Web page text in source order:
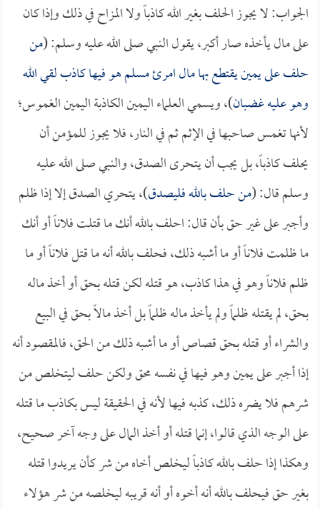
الجواب: لا يجوز الحلف بغير الله كاذباً ولا المزاح في ذلك وإذا كان
على مال يأخذه صار أكبر، يقول النبي صلى الله عليه وسلم: (من
حلف على يمين يقتطع بها مال امرئ مسلم هو فيها كاذب لقي الله
وهو عليه غضبان)، ويسمي العلماء اليمين الكاذبة اليمين الغموس؛
لأنها تغمس صاحبها في الإثم ثم في النار، فلا يجوز للمؤمن أن
يحلف كاذباً، بل يجب أن يتحرى الصدق، والنبي صلى الله عليه
وسلم قال: (من حلف بالله فليصدق)، يتحري الصدق إلا إذا ظلم
وأجبر على غير حق بأن قال: احلف بالله أنك ما قتلت فلاناً أو أنك
ما ظلمت فلاناً أو ما أشبه ذلك، فحلف بالله أنه ما قتل فلاناً أو ما
ظلم فلاناً وهو في هذا كاذب، هو قتله لكن قتله بحق أو أخذ ماله
بحق، لم يقتله ظلماً ولم يأخذ ماله ظلماً بل أخذ مالاً بحق في البيع
والشراء أو قتله بحق قصاص أو ما أشبه ذلك من الحق، فالمقصود أنه
إذا أجبر على يمين وهو فيها في نفسه محق ولكن حلف ليتخلص من
شرهم فلا يضره ذلك، كذبه فيها لأنه في الحقيقة ليس بكاذب ما قتله
على الوجه الذي قالوا، إنما قتله أو أخذ المال على وجه آخر صحيح،
وهكذا إذا حلف بالله كاذباً ليخلص أخاه من شر كأن يريدوا قتله
بغير حق فيحلف بالله أنه أخوه أو أنه قريبه ليخلصه من شر هؤلاء